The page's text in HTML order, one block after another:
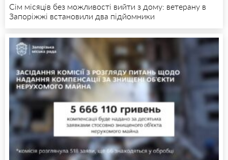
Сім місяців без можливості вийти з дому: ветерану в
Запоріжжі встановили два підйомники